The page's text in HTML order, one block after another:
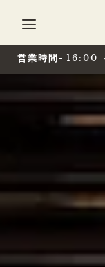
営業時間 16:00